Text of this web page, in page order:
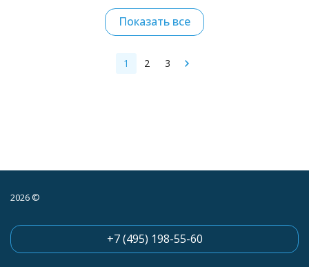
Показать все
1 2 3
2026 ©
+7 (495) 198-55-60